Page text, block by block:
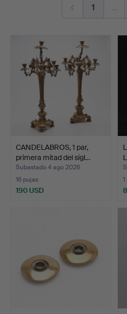
1 …
CANDELABROS, 1 par,
primera mitad del sigl…
Subastado 4 ago 2026
16 pujas
190 USD